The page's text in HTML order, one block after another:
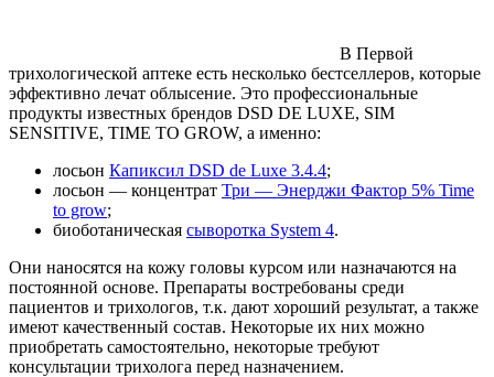
В Первой
трихологической аптеке есть несколько бестселлеров, которые
эффективно лечат облысение. Это профессиональные
продукты известных брендов DSD DE LUXE, SIM
SENSITIVE, TIME TO GROW, а именно:
лосьон Капиксил DSD de Luxe 3.4.4;
лосьон — концентрат Три — Энерджи Фактор 5% Time
to grow;
биоботаническая сыворотка System 4.
Они наносятся на кожу головы курсом или назначаются на
постоянной основе. Препараты востребованы среди
пациентов и трихологов, т.к. дают хороший результат, а также
имеют качественный состав. Некоторые их них можно
приобретать самостоятельно, некоторые требуют
консультации трихолога перед назначением.